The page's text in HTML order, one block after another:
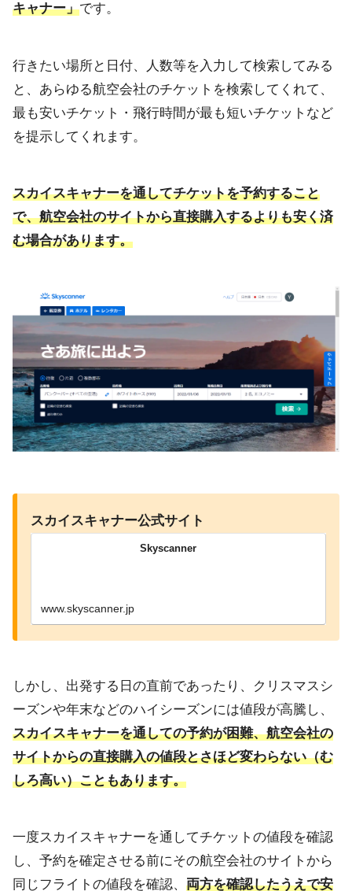
キャナー」です。
行きたい場所と日付、人数等を入力して検索してみる
と、あらゆる航空会社のチケットを検索してくれて、
最も安いチケット・飛行時間が最も短いチケットなど
を提示してくれます。
スカイスキャナーを通してチケットを予約すること
で、航空会社のサイトから直接購入するよりも安く済
む場合があります。
スカイスキャナー公式サイト
Skyscanner
www.skyscanner.jp
しかし、出発する日の直前であったり、クリスマスシ
ーズンや年末などのハイシーズンには値段が高騰し、
スカイスキャナーを通しての予約が困難、航空会社の
サイトからの直接購入の値段とさほど変わらない（む
しろ高い）こともあります。
一度スカイスキャナーを通してチケットの値段を確認
し、予約を確定させる前にその航空会社のサイトから
同じフライトの値段を確認、 両方を確認したうえで安